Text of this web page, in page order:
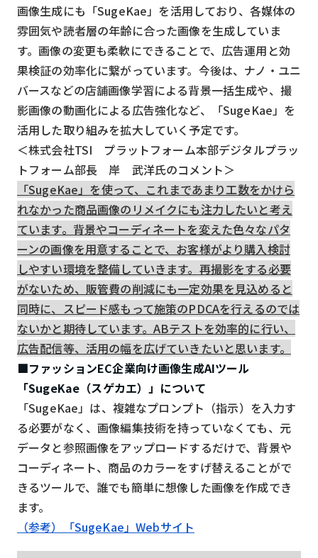
画像生成にも「SugeKae」を活用しており、各媒体の
雰囲気や読者層の年齢に合った画像を生成していま
す。画像の変更も柔軟にできることで、広告運用と効
果検証の効率化に繋がっています。今後は、ナノ・ユニ
バースなどの店舗画像学習による背景一括生成や、撮
影画像の動画化による広告強化など、「SugeKae」を
活用した取り組みを拡大していく予定です。
＜株式会社TSI プラットフォーム本部デジタルプラッ
トフォーム部長 岸 武洋氏のコメント＞
「SugeKae」を使って、これまであまり工数をかけら
れなかった商品画像のリメイクにも注力したいと考え
ています。背景やコーディネートを変えた色々なパタ
ーンの画像を用意することで、お客様がより購入検討
しやすい環境を整備していきます。再撮影をする必要
がないため、販管費の削減にも一定効果を見込めると
同時に、スピード感もって施策のPDCAを行えるのでは
ないかと期待しています。ABテストを効率的に行い、
広告配信等、活用の幅を広げていきたいと思います。
■ファッションEC企業向け画像生成AIツール
「SugeKae（スゲカエ）」について
「SugeKae」は、複雑なプロンプト（指示）を入力す
る必要がなく、画像編集技術を持っていなくても、元
データと参照画像をアップロードするだけで、背景や
コーディネート、商品のカラーをすげ替えることがで
きるツールで、誰でも簡単に想像した画像を作成でき
ます。
（参考）「SugeKae」Webサイト